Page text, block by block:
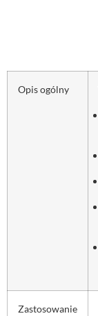
Opis ogólny
Zastosowanie